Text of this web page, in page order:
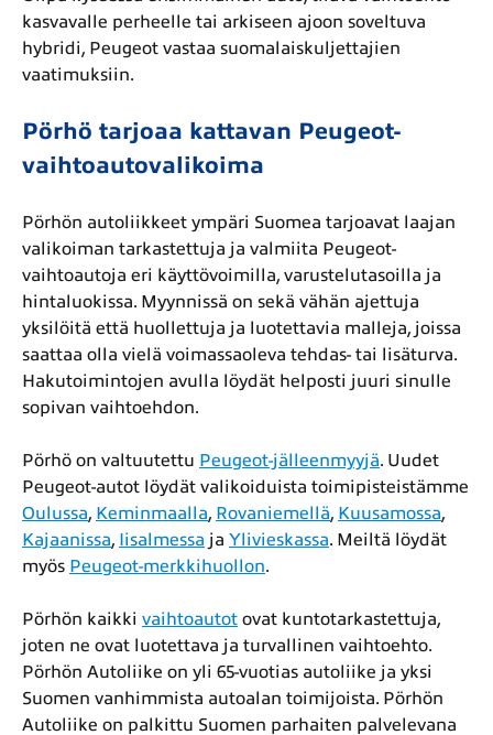
kasvavalle perheelle tai arkiseen ajoon soveltuva
hybridi, Peugeot vastaa suomalaiskuljettajien
vaatimuksiin.
Pörhö tarjoaa kattavan Peugeot-
vaihtoautovalikoima
Pörhön autoliikkeet ympäri Suomea tarjoavat laajan
valikoiman tarkastettuja ja valmiita Peugeot-
vaihtoautoja eri käyttövoimilla, varustelutasoilla ja
hintaluokissa. Myynnissä on sekä vähän ajettuja
yksilöitä että huollettuja ja luotettavia malleja, joissa
saattaa olla vielä voimassaoleva tehdas- tai lisäturva.
Hakutoimintojen avulla löydät helposti juuri sinulle
sopivan vaihtoehdon.
Pörhö on valtuutettu Peugeot-jälleenmyyjä. Uudet
Peugeot-autot löydät valikoiduista toimipisteistämme
Oulussa, Keminmaalla, Rovaniemellä, Kuusamossa,
Kajaanissa, Iisalmessa ja Ylivieskassa. Meiltä löydät
myös Peugeot-merkkihuollon.
Pörhön kaikki vaihtoautot ovat kuntotarkastettuja,
joten ne ovat luotettava ja turvallinen vaihtoehto.
Pörhön Autoliike on yli 65-vuotias autoliike ja yksi
Suomen vanhimmista autoalan toimijoista. Pörhön
Autoliike on palkittu Suomen parhaiten palvelevana